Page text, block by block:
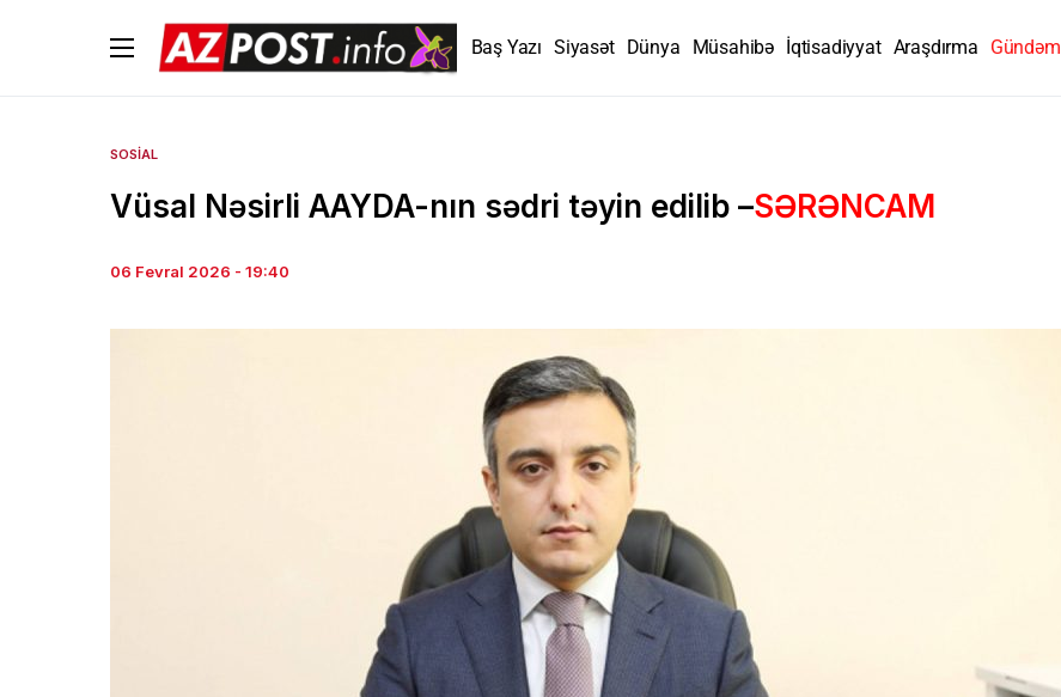
Baş Yazı Siyasət Dünya Müsahibə İqtisadiyyat Araşdırma Gündəm
SOSIAL
Vüsal Nəsirli AAYDA-nın sədri təyin edilib –SƏRƏNCAM
06 Fevral 2026 - 19:40